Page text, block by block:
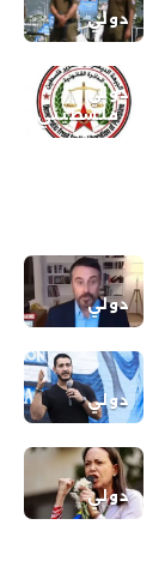
دولي
دولي
فلسطيني
دولي
دولي
دولي